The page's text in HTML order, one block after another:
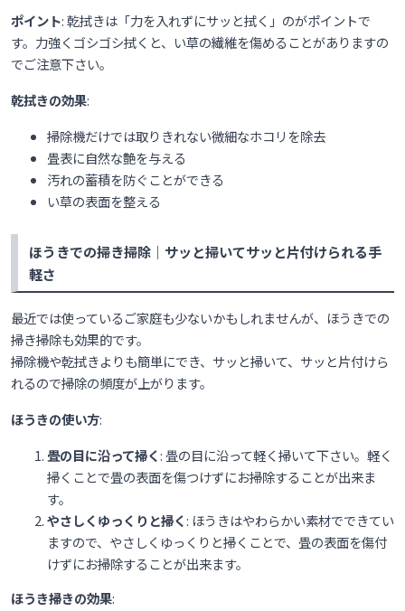
ポイント: 乾拭きは「力を入れずにサッと拭く」のがポイントで
す。力強くゴシゴシ拭くと、い草の繊維を傷めることがありますの
でご注意下さい。
乾拭きの効果:
掃除機だけでは取りきれない微細なホコリを除去
畳表に自然な艶を与える
汚れの蓄積を防ぐことができる
い草の表面を整える
ほうきでの掃き掃除｜サッと掃いてサッと片付けられる手
軽さ
最近では使っているご家庭も少ないかもしれませんが、ほうきでの
掃き掃除も効果的です。
掃除機や乾拭きよりも簡単にでき、サッと掃いて、サッと片付けら
れるので掃除の頻度が上がります。
ほうきの使い方:
畳の目に沿って掃く: 畳の目に沿って軽く掃いて下さい。軽く
掃くことで畳の表面を傷つけずにお掃除することが出来ま
す。
やさしくゆっくりと掃く: ほうきはやわらかい素材でできてい
ますので、やさしくゆっくりと掃くことで、畳の表面を傷付
けずにお掃除することが出来ます。
ほうき掃きの効果: